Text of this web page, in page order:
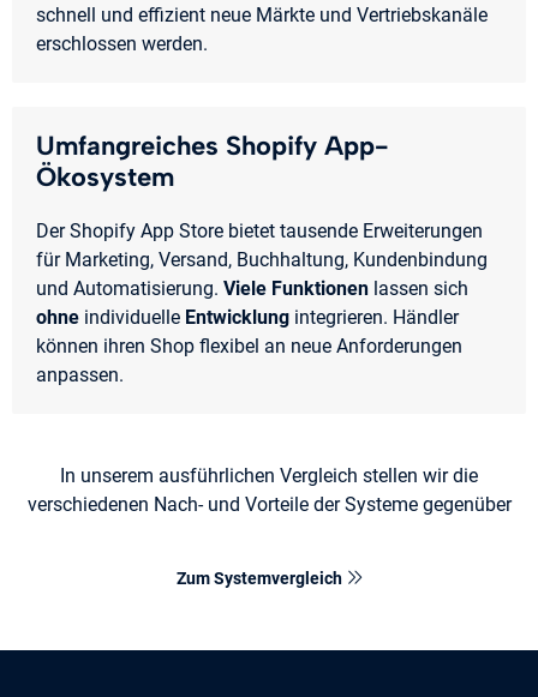
schnell und effizient neue Märkte und Vertriebskanäle
erschlossen werden.
Umfangreiches Shopify App-
Ökosystem
Der Shopify App Store bietet tausende Erweiterungen
für Marketing, Versand, Buchhaltung, Kundenbindung
und Automatisierung. Viele Funktionen lassen sich
ohne individuelle Entwicklung integrieren. Händler
können ihren Shop flexibel an neue Anforderungen
anpassen.
In unserem ausführlichen Vergleich stellen wir die
verschiedenen Nach- und Vorteile der Systeme gegenüber
Zum Systemvergleich